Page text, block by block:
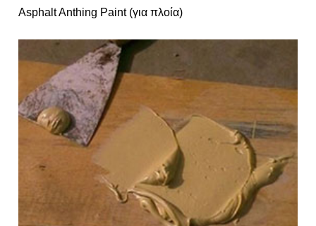
Asphalt Anthing Paint (για πλοία)